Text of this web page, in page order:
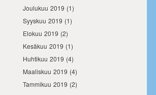
Joulukuu 2019 (1)
Syyskuu 2019 (1)
Elokuu 2019 (2)
Kesäkuu 2019 (1)
Huhtikuu 2019 (4)
Maaliskuu 2019 (4)
Tammikuu 2019 (2)